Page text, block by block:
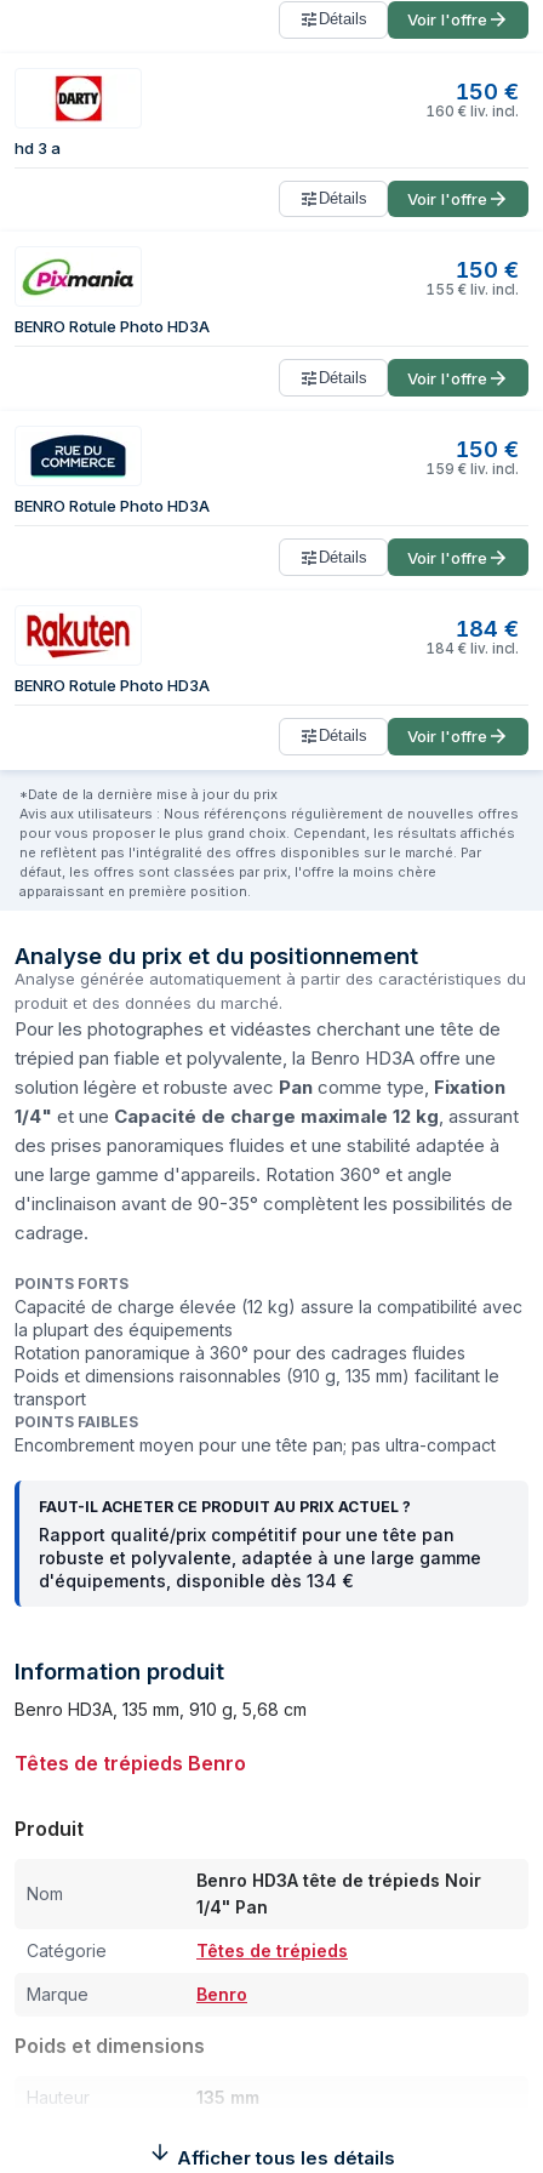
Détails Voir l'offre
150 €
160 € liv. incl.
hd 3 a
Détails Voir l'offre
150 €
155 € liv. incl.
BENRO Rotule Photo HD3A
Détails Voir l'offre
150 €
159 € liv. incl.
BENRO Rotule Photo HD3A
Détails Voir l'offre
184 €
184 € liv. incl.
BENRO Rotule Photo HD3A
Détails Voir l'offre
*Date de la dernière mise à jour du prix
Avis aux utilisateurs : Nous référençons régulièrement de nouvelles offres
pour vous proposer le plus grand choix. Cependant, les résultats affichés
ne reflètent pas l'intégralité des offres disponibles sur le marché. Par
défaut, les offres sont classées par prix, l'offre la moins chère
apparaissant en première position.
Analyse du prix et du positionnement
Analyse générée automatiquement à partir des caractéristiques du
produit et des données du marché.
Pour les photographes et vidéastes cherchant une tête de
trépied pan fiable et polyvalente, la Benro HD3A offre une
solution légère et robuste avec Pan comme type, Fixation
1/4" et une Capacité de charge maximale 12 kg , assurant
des prises panoramiques fluides et une stabilité adaptée à
une large gamme d'appareils. Rotation 360° et angle
d'inclinaison avant de 90-35° complètent les possibilités de
cadrage.
POINTS FORTS
Capacité de charge élevée (12 kg) assure la compatibilité avec
la plupart des équipements
Rotation panoramique à 360° pour des cadrages fluides
Poids et dimensions raisonnables (910 g, 135 mm) facilitant le
transport
POINTS FAIBLES
Encombrement moyen pour une tête pan; pas ultra-compact
FAUT-IL ACHETER CE PRODUIT AU PRIX ACTUEL ?
Rapport qualité/prix compétitif pour une tête pan
robuste et polyvalente, adaptée à une large gamme
d'équipements, disponible dès 134 €
Information produit
Benro HD3A, 135 mm, 910 g, 5,68 cm
Têtes de trépieds Benro
Produit
Nom
Benro HD3A tête de trépieds Noir
1/4" Pan
Catégorie Têtes de trépieds
Marque Benro
Poids et dimensions
Hauteur 135 mm
Afficher tous les détails